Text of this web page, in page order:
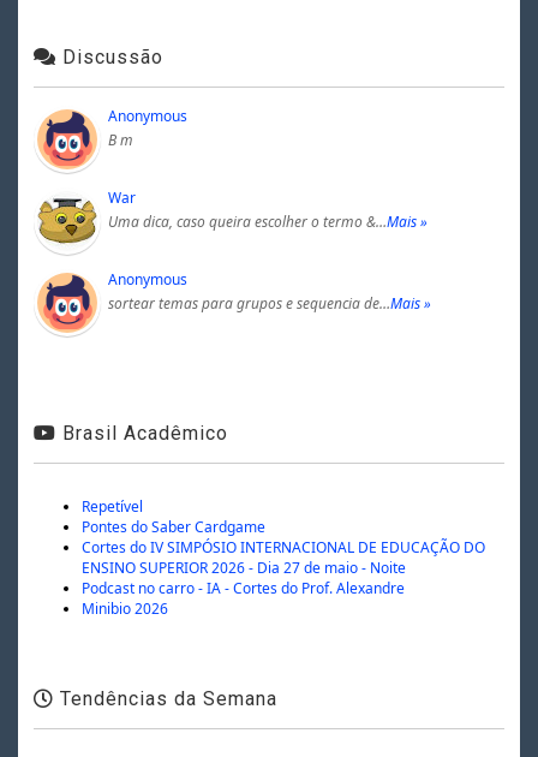
Discussão
Anonymous
B m
War
Uma dica, caso queira escolher o termo &…Mais »
Anonymous
sortear temas para grupos e sequencia de…Mais »
Brasil Acadêmico
Repetível
Pontes do Saber Cardgame
Cortes do IV SIMPÓSIO INTERNACIONAL DE EDUCAÇÃO DO
ENSINO SUPERIOR 2026 - Dia 27 de maio - Noite
Podcast no carro - IA - Cortes do Prof. Alexandre
Minibio 2026
Tendências da Semana